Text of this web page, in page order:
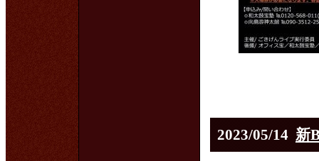
2023/05/14 新